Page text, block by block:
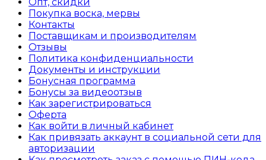
Покупка воска, мервы
Контакты
Поставщикам и производителям
Отзывы
Политика конфиденциальности
Документы и инструкции
Бонусная программа
Бонусы за видеоотзыв
Как зарегистрироваться
Оферта
Как войти в личный кабинет
Как привязать аккаунт в социальной сети для
авторизации